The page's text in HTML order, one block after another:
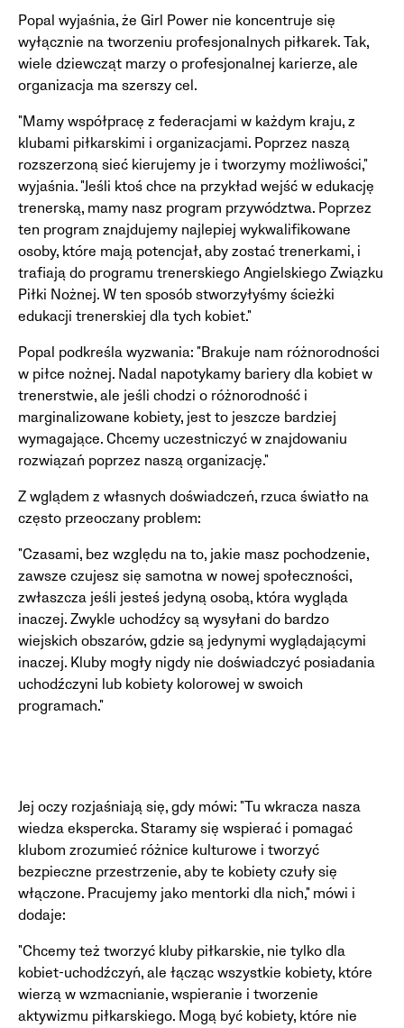
Popal wyjaśnia, że Girl Power nie koncentruje się
wyłącznie na tworzeniu profesjonalnych piłkarek. Tak,
wiele dziewcząt marzy o profesjonalnej karierze, ale
organizacja ma szerszy cel.
"Mamy współpracę z federacjami w każdym kraju, z
klubami piłkarskimi i organizacjami. Poprzez naszą
rozszerzoną sieć kierujemy je i tworzymy możliwości,"
wyjaśnia. "Jeśli ktoś chce na przykład wejść w edukację
trenerską, mamy nasz program przywództwa. Poprzez
ten program znajdujemy najlepiej wykwalifikowane
osoby, które mają potencjał, aby zostać trenerkami, i
trafiają do programu trenerskiego Angielskiego Związku
Piłki Nożnej. W ten sposób stworzyłyśmy ścieżki
edukacji trenerskiej dla tych kobiet."
Popal podkreśla wyzwania: "Brakuje nam różnorodności
w piłce nożnej. Nadal napotykamy bariery dla kobiet w
trenerstwie, ale jeśli chodzi o różnorodność i
marginalizowane kobiety, jest to jeszcze bardziej
wymagające. Chcemy uczestniczyć w znajdowaniu
rozwiązań poprzez naszą organizację."
Z wglądem z własnych doświadczeń, rzuca światło na
często przeoczany problem:
"Czasami, bez względu na to, jakie masz pochodzenie,
zawsze czujesz się samotna w nowej społeczności,
zwłaszcza jeśli jesteś jedyną osobą, która wygląda
inaczej. Zwykle uchodźcy są wysyłani do bardzo
wiejskich obszarów, gdzie są jedynymi wyglądającymi
inaczej. Kluby mogły nigdy nie doświadczyć posiadania
uchodźczyni lub kobiety kolorowej w swoich
programach."
Jej oczy rozjaśniają się, gdy mówi: "Tu wkracza nasza
wiedza ekspercka. Staramy się wspierać i pomagać
klubom zrozumieć różnice kulturowe i tworzyć
bezpieczne przestrzenie, aby te kobiety czuły się
włączone. Pracujemy jako mentorki dla nich," mówi i
dodaje:
"Chcemy też tworzyć kluby piłkarskie, nie tylko dla
kobiet-uchodźczyń, ale łącząc wszystkie kobiety, które
wierzą w wzmacnianie, wspieranie i tworzenie
aktywizmu piłkarskiego. Mogą być kobiety, które nie